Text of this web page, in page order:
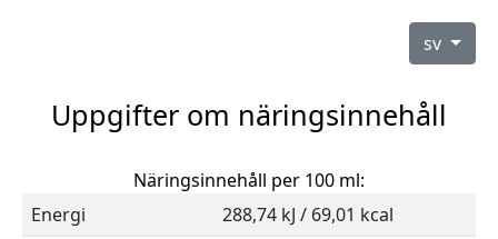
sv
Uppgifter om näringsinnehåll
Näringsinnehåll per 100 ml:
Energi
288,74 kJ / 69,01 kcal